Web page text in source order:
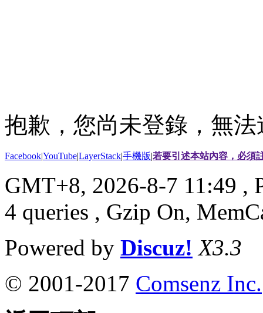
抱歉，您尚未登錄，無
Facebook|YouTube|LayerStack|手機版|若要引述本站內容，必須
GMT+8, 2026-8-7 11:49 ,
4 queries , Gzip On,
Powered by Discuz! X3.3
© 2001-2017 Comsenz Inc.